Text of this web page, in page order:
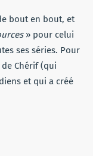
bout en bout, et
» pour celui
ses séries. Pour
Chérif (qui
et qui a créé